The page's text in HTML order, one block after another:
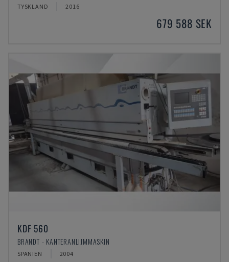
TYSKLAND 2016
679 588 SEK
KDF 560
BRANDT - KANTERANLIJMMASKIN
SPANIEN 2004